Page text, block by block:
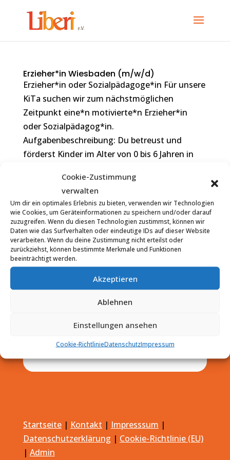
Cookie-Zustimmung
verwalten
Um dir ein optimales Erlebnis zu bieten, verwenden wir Technologien
wie Cookies, um Geräteinformationen zu speichern und/oder darauf
zuzugreifen. Wenn du diesen Technologien zustimmst, können wir
Daten wie das Surfverhalten oder eindeutige IDs auf dieser Website
verarbeiten. Wenn du deine Zustimmung nicht erteilst oder
zurückziehst, können bestimmte Merkmale und Funktionen
beeinträchtigt werden.
Akzeptieren
Ablehnen
Einstellungen ansehen
Cookie-RichtlinieDatenschutzImpressum
Erzieher*in Wiesbaden (m/w/d)
Erzieher*in oder Sozialpädagoge*in Für unsere
KiTa suchen wir zum nächstmöglichen
Zeitpunkt eine*n motivierte*n Erzieher*in
oder Sozialpädagog*in.
Aufgabenbeschreibung: Du betreust und
förderst Kinder im Alter von 0 bis 6 Jahren in
Aktuelle Stellen
Erzieher*in Wiesbaden (m/w/d)
Startseite| Kontakt | Impresssum |
Datenschutzerklärung | Cookie-Richtlinie (EU)
| Admin